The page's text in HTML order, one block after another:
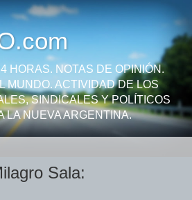
HORAS. NOTAS DE OPINIÓN.
MUNDO. ACTIVIDAD DE LOS
SINDICALES Y POLÍTICOS
LA NUEVA ARGENTINA.
Sala: